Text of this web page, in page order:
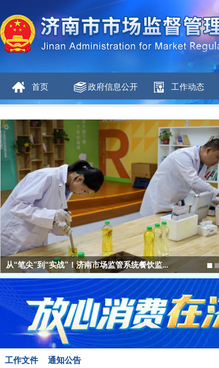
首页 政府信息公开 工作动态
济南第二批157名“骑士哨兵”举报违法外卖获...
工作文件 通知公告